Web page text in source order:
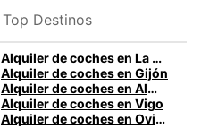
Top Destinos
Alquiler de coches en La Coruña
Alquiler de coches en Gijón
Alquiler de coches en Almería
Alquiler de coches en Vigo
Alquiler de coches en Oviedo